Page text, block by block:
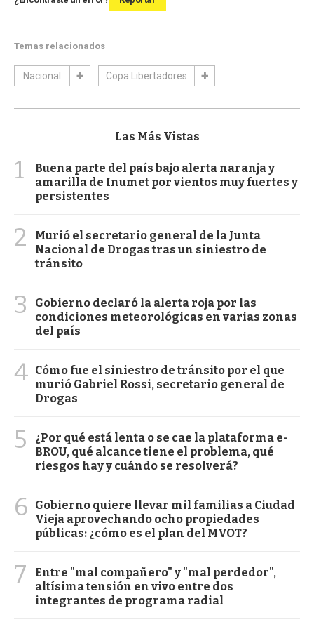
Temas relacionados
Nacional Copa Libertadores
Las Más Vistas
1
Buena parte del país bajo alerta naranja y
amarilla de Inumet por vientos muy fuertes y
persistentes
2
Murió el secretario general de la Junta
Nacional de Drogas tras un siniestro de
tránsito
3
Gobierno declaró la alerta roja por las
condiciones meteorológicas en varias zonas
del país
4 Cómo fue el siniestro de tránsito por el que
murió Gabriel Rossi, secretario general de
Drogas
5
¿Por qué está lenta o se cae la plataforma e-
BROU, qué alcance tiene el problema, qué
riesgos hay y cuándo se resolverá?
6
Gobierno quiere llevar mil familias a Ciudad
Vieja aprovechando ocho propiedades
públicas: ¿cómo es el plan del MVOT?
7
Entre "mal compañero" y "mal perdedor",
altísima tensión en vivo entre dos
integrantes de programa radial